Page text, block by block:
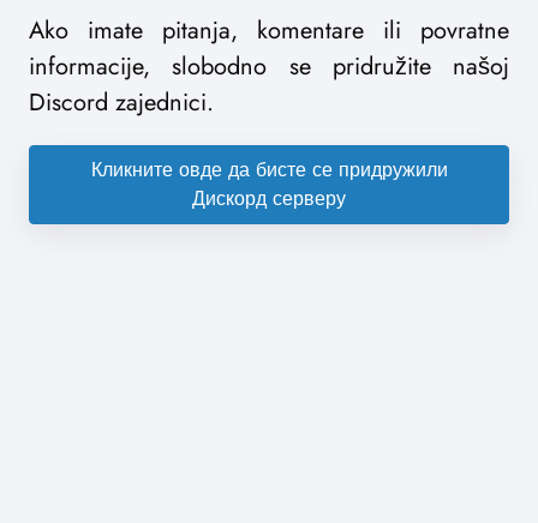
Ako imate pitanja, komentare ili povratne
informacije, slobodno se pridružite našoj
Discord zajednici.
Кликните овде да бисте се придружили
Дискорд серверу